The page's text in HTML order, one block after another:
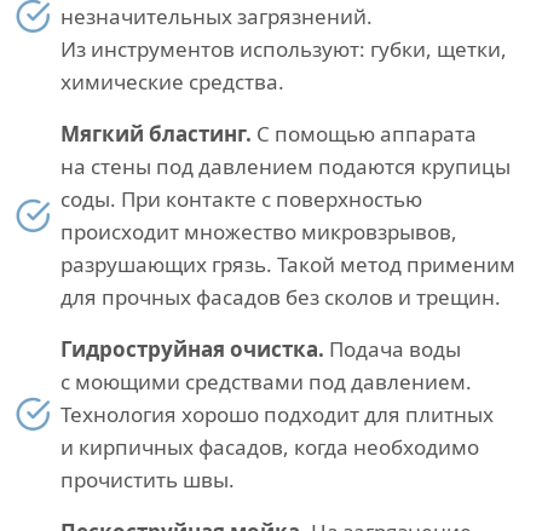
незначительных загрязнений.
Из инструментов используют: губки, щетки,
химические средства.
Мягкий бластинг. С помощью аппарата
на стены под давлением подаются крупицы
соды. При контакте с поверхностью
происходит множество микровзрывов,
разрушающих грязь. Такой метод применим
для прочных фасадов без сколов и трещин.
Гидроструйная очистка. Подача воды
с моющими средствами под давлением.
Технология хорошо подходит для плитных
и кирпичных фасадов, когда необходимо
прочистить швы.